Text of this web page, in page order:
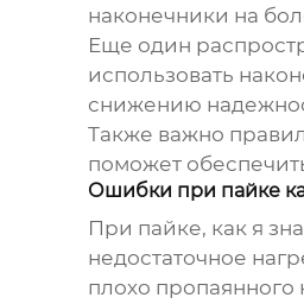
наконечники на
Еще один
использовать
снижению
Также важно
поможет
Ошибки при пайке
При пайке, как я
недостаточное
плохо